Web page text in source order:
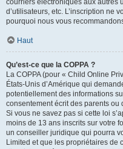
courriers électroniques aux autres
d’utilisateurs, etc. L’inscription ne
pourquoi nous vous
Haut
Qu’est-ce que la COPPA ?
La COPPA (pour « Child Online
États-Unis d’Amérique qui
potentiellement des informations
consentement écrit des parents
Si vous ne savez pas si cette loi
moins de 13 ans inscrits sur votre
un conseiller juridique qui pourra
Limited et que les propriétaires de